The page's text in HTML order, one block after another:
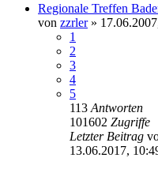
Regionale Treffen
von zzrler»
1
2
3
4
5
113 Antworten
101602 Zugriffe
Letzter Beitrag
13.06.2017,